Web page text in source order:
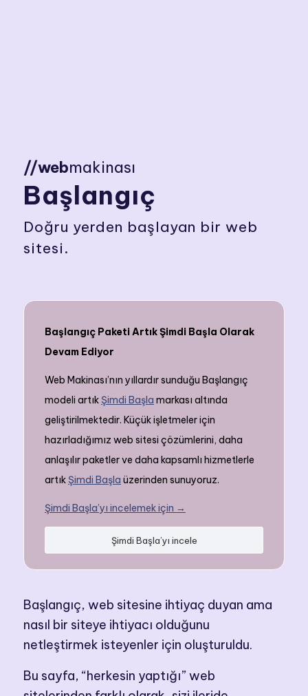
//webmakinası
Başlangıç
Doğru yerden başlayan bir web
sitesi.
Başlangıç Paketi Artık Şimdi Başla Olarak
Devam Ediyor
Web Makinası’nın yıllardır sunduğu Başlangıç
modeli artık Şimdi Başla markası altında
geliştirilmektedir. Küçük işletmeler için
hazırladığımız web sitesi çözümlerini, daha
anlaşılır paketler ve daha kapsamlı hizmetlerle
artık Şimdi Başla üzerinden sunuyoruz.
Şimdi Başla’yı incelemek için →
Şimdi Başla’yı incele
Başlangıç, web sitesine ihtiyaç duyan ama
nasıl bir siteye ihtiyacı olduğunu
netleştirmek isteyenler için oluşturuldu.
Bu sayfa, “herkesin yaptığı” web